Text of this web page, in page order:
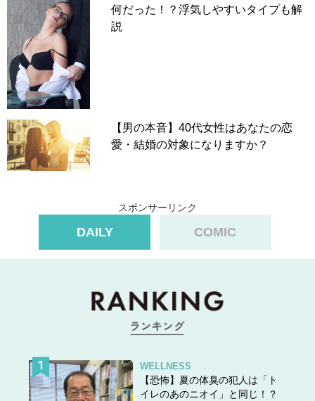
「僕の知り合いに、同棲まではいくんだけどそのさき
の“結婚”には縁がない46歳の女性がいます。
彼氏はできるっぽいし本人も『いいかげん、結婚したい』
ましたが、この前、生活費の使い方に関する話題になった
許せない』と言い、日々の食品をわざわざ毎日買いに行く
僕が驚いて『え？ それだと無駄が多くない？』と聞いた
ら『でも、肉や魚を冷蔵庫に入れるなんて、汚くて無理』
まぁ、彼女なりのこだわりなんでしょうけど、結婚して家
計を任せるって考えたときに、こういうこだわりが強くて
個性的な食材の買い方をする奥さんだと不安を感じる男も
何だった！？浮気しやすいタイプも解
説
【男の本音】40代女性はあなたの恋
愛・結婚の対象になりますか？
スポンサーリンク
DAILY COMIC
WELLNESS
【恐怖】夏の体臭の犯人は「ト
イレのあのニオイ」と同じ！？